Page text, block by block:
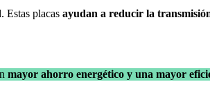
Estas placas ayudan a reducir la
mayor ahorro energético y una mayor